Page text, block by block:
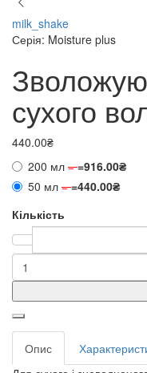
milk_shake
Серія: Moisture plus
сухого
440.00₴
200 мл ==916.00₴
50 мл ==440.00₴
Кількість
Опис